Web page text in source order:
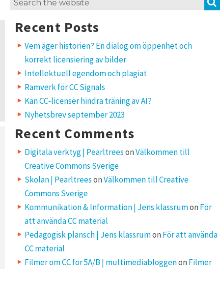
Recent Posts
Vem äger historien? En dialog om öppenhet och
korrekt licensiering av bilder
Intellektuell egendom och plagiat
Ramverk för CC Signals
Kan CC-licenser hindra träning av AI?
Nyhetsbrev september 2023
Recent Comments
Digitala verktyg | PearltreesonVälkommen till
Creative Commons Sverige
Skolan | PearltreesonVälkommen till Creative
Commons Sverige
Kommunikation & Information | Jens klassrumon För
att använda CC material
Pedagogisk plansch | Jens klassrumon För att använda
CC material
Filmer om CC för 5A/B | multimediabloggenon Filmer